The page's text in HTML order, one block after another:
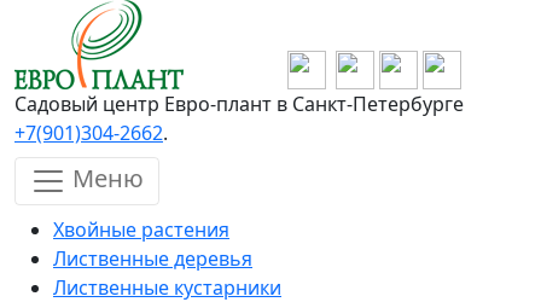
Перейти к основному содержанию
Садовый центр Евро-плант в Санкт-Петербурге
+7(901)304-2662.
Меню
Хвойные растения
Лиственные деревья
Лиственные кустарники